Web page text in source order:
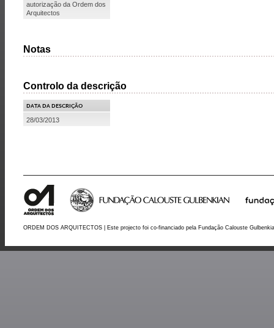
autorização da Ordem dos
Arquitectos
Notas
Controlo da descrição
DATA DA DESCRIÇÃO
28/03/2013
ORDEM DOS ARQUITECTOS | Este projecto foi co-financiado pela Fundação Calouste